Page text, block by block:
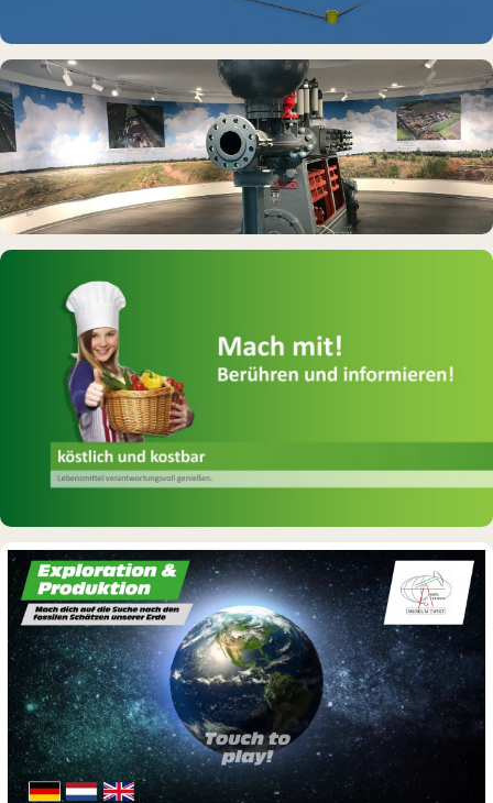
DAUERAUSSTELLUNG · VR
Erlebnisraum Büsum
Erdölmuseum Twist
INTERAKTIVES EXPONAT
Virtuelle Küche